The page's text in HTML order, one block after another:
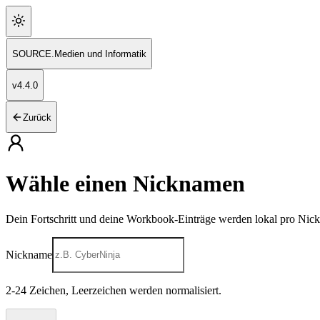
SOURCE Medien und Informatik
v4.4.0
Zurück
Wähle einen Nicknamen
Dein Fortschritt und deine Workbook-Einträge werden lokal pro
Nickname
2-24 Zeichen, Leerzeichen werden normalisiert.